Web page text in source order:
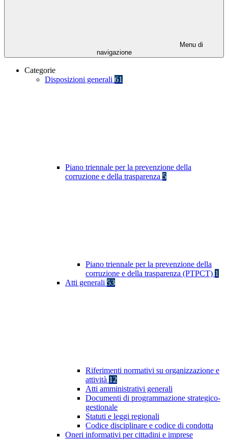
Menu di
navigazione
Categorie
Disposizioni generali 61
Piano triennale per la prevenzione della
corruzione e della trasparenza 5
Piano triennale per la prevenzione della
corruzione e della trasparenza (PTPCT) 1
Atti generali 53
Riferimenti normativi su organizzazione e
attività 12
Atti amministrativi generali
Documenti di programmazione strategico-
gestionale
Statuti e leggi regionali
Codice disciplinare e codice di condotta
Oneri informativi per cittadini e imprese